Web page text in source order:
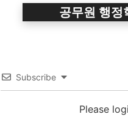
공무원 행정
Subscribe
Please